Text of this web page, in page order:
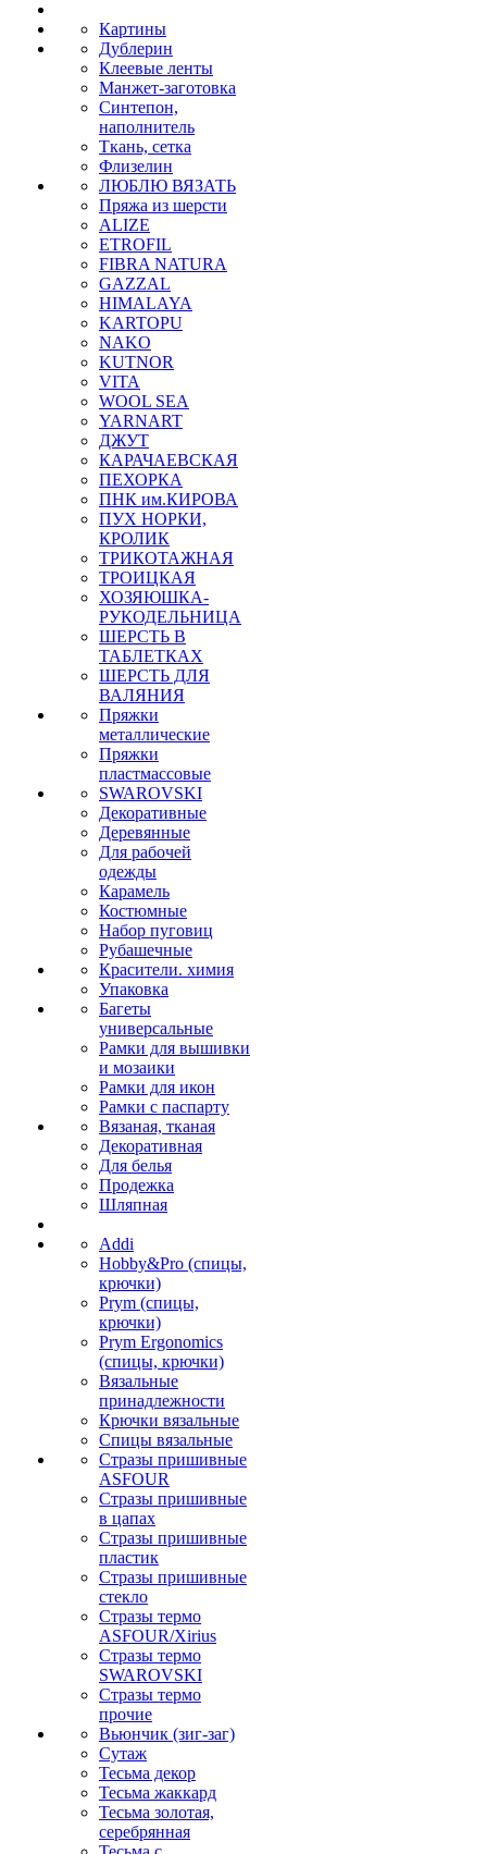
Картины
Дублерин
Клеевые ленты
Манжет-заготовка
Синтепон,
наполнитель
Ткань, сетка
Флизелин
ЛЮБЛЮ ВЯЗАТЬ
Пряжа из шерсти
ALIZE
ETROFIL
FIBRA NATURA
GAZZAL
HIMALAYA
KARTOPU
NAKO
KUTNOR
VITA
WOOL SEA
YARNART
ДЖУТ
КАРАЧАЕВСКАЯ
ПЕХОРКА
ПНК им.КИРОВА
ПУХ НОРКИ,
КРОЛИК
ТРИКОТАЖНАЯ
ТРОИЦКАЯ
ХОЗЯЮШКА-
РУКОДЕЛЬНИЦА
ШЕРСТЬ В
ТАБЛЕТКАХ
ШЕРСТЬ ДЛЯ
ВАЛЯНИЯ
Пряжки
металлические
Пряжки
пластмассовые
SWAROVSKI
Декоративные
Деревянные
Для рабочей
одежды
Карамель
Костюмные
Набор пуговиц
Рубашечные
Красители. химия
Упаковка
Багеты
универсальные
Рамки для вышивки
и мозаики
Рамки для икон
Рамки с паспарту
Вязаная, тканая
Декоративная
Для белья
Продежка
Шляпная
Addi
Hobby&Pro (спицы,
крючки)
Prym (спицы,
крючки)
Prym Ergonomics
(спицы, крючки)
Вязальные
принадлежности
Крючки вязальные
Спицы вязальные
Стразы пришивные
ASFOUR
Стразы пришивные
в цапах
Стразы пришивные
пластик
Стразы пришивные
стекло
Стразы термо
ASFOUR/Xirius
Стразы термо
SWAROVSKI
Стразы термо
прочие
Вьюнчик (зиг-заг)
Сутаж
Тесьма декор
Тесьма жаккард
Тесьма золотая,
серебрянная